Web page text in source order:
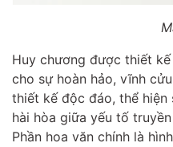
Huy chương được thiết
cho sự hoàn hảo, vĩnh
thiết kế độc đáo, thể
hài hòa giữa yếu tố
Phần hoa văn chính là